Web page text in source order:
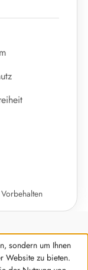
sondern um Ihnen
Website zu bieten.